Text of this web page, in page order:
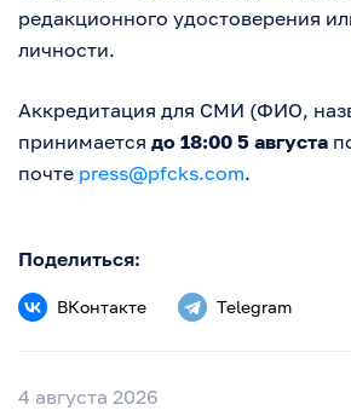
редакционного удостоверения
личности.
Аккредитация для СМИ (ФИО,
принимается до 18:00 5 августа
почте press@pfcks.com.
Поделиться:
ВКонтакте Telegram
4 августа 2026